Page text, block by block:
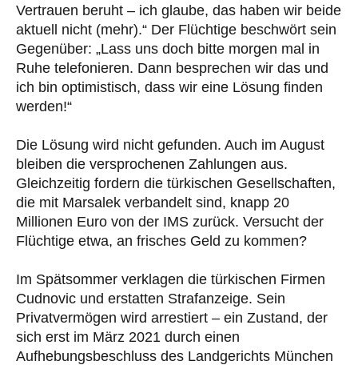
Vertrauen beruht – ich glaube, das haben wir beide
aktuell nicht (mehr).“ Der Flüchtige beschwört sein
Gegenüber: „Lass uns doch bitte morgen mal in
Ruhe telefonieren. Dann besprechen wir das und
ich bin optimistisch, dass wir eine Lösung finden
werden!“
Die Lösung wird nicht gefunden. Auch im August
bleiben die versprochenen Zahlungen aus.
Gleichzeitig fordern die türkischen Gesellschaften,
die mit Marsalek verbandelt sind, knapp 20
Millionen Euro von der IMS zurück. Versucht der
Flüchtige etwa, an frisches Geld zu kommen?
Im Spätsommer verklagen die türkischen Firmen
Cudnovic und erstatten Strafanzeige. Sein
Privatvermögen wird arrestiert – ein Zustand, der
sich erst im März 2021 durch einen
Aufhebungsbeschluss des Landgerichts München